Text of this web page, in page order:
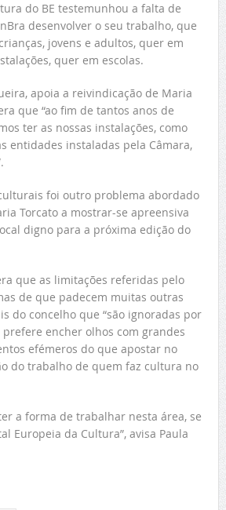
do BE testemunhou a falta de
desenvolver o seu trabalho, que
jovens e adultos, quer em
quer em escolas.
apoia a reivindicação de Maria
que “ao fim de tantos anos de
ter as nossas instalações, como
entidades instaladas pela Câmara,
foi outro problema abordado
Torcato a mostrar-se apreensiva
digno para a próxima edição do
que as limitações referidas pelo
de que padecem muitas outras
do concelho que “são ignoradas por
encher olhos com grandes
efémeros do que apostar no
do trabalho de quem faz cultura no
a forma de trabalhar nesta área, se
Europeia da Cultura”, avisa Paula